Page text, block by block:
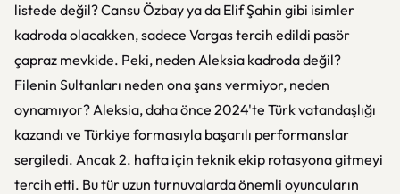
listede değil? Cansu Özbay ya da Elif Şahin gibi isimler
kadroda olacakken, sadece Vargas tercih edildi pasör
çapraz mevkide. Peki, neden Aleksia kadroda değil?
Filenin Sultanları neden ona şans vermiyor, neden
oynamıyor? Aleksia, daha önce 2024'te Türk vatandaşlığı
kazandı ve Türkiye formasıyla başarılı performanslar
sergiledi. Ancak 2. hafta için teknik ekip rotasyona gitmeyi
tercih etti. Bu tür uzun turnuvalarda önemli oyuncuların